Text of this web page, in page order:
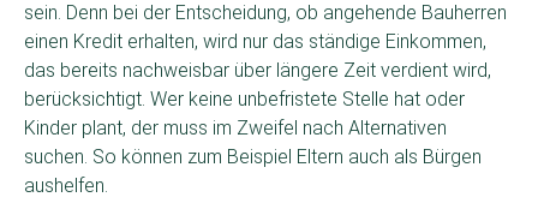
sein. Denn bei der Entscheidung, ob angehende Bauherren
einen Kredit erhalten, wird nur das ständige Einkommen,
das bereits nachweisbar über längere Zeit verdient wird,
berücksichtigt. Wer keine unbefristete Stelle hat oder
Kinder plant, der muss im Zweifel nach Alternativen
suchen. So können zum Beispiel Eltern auch als Bürgen
aushelfen.